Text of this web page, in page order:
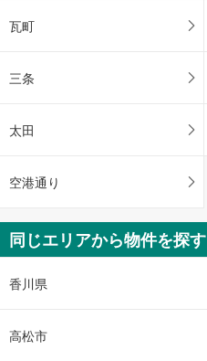
瓦町
三条
太田
空港通り
同じエリアから物件を探す
香川県
高松市